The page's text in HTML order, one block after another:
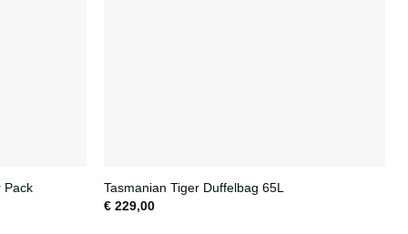
Pack
Tasmanian Tiger Duffelbag 65L
€ 229,00